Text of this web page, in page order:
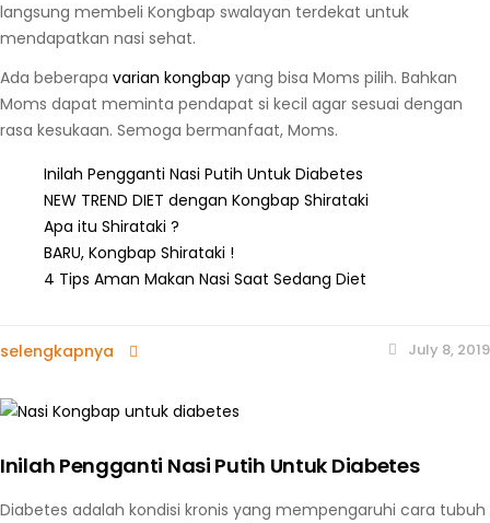
langsung membeli Kongbap swalayan terdekat untuk
mendapatkan nasi sehat.
Ada beberapa varian kongbap yang bisa Moms pilih. Bahkan
Moms dapat meminta pendapat si kecil agar sesuai dengan
rasa kesukaan. Semoga bermanfaat, Moms.
Inilah Pengganti Nasi Putih Untuk Diabetes
NEW TREND DIET dengan Kongbap Shirataki
Apa itu Shirataki ?
BARU, Kongbap Shirataki !
4 Tips Aman Makan Nasi Saat Sedang Diet
selengkapnya July 8, 2019
Inilah Pengganti Nasi Putih Untuk Diabetes
Diabetes adalah kondisi kronis yang mempengaruhi cara tubuh